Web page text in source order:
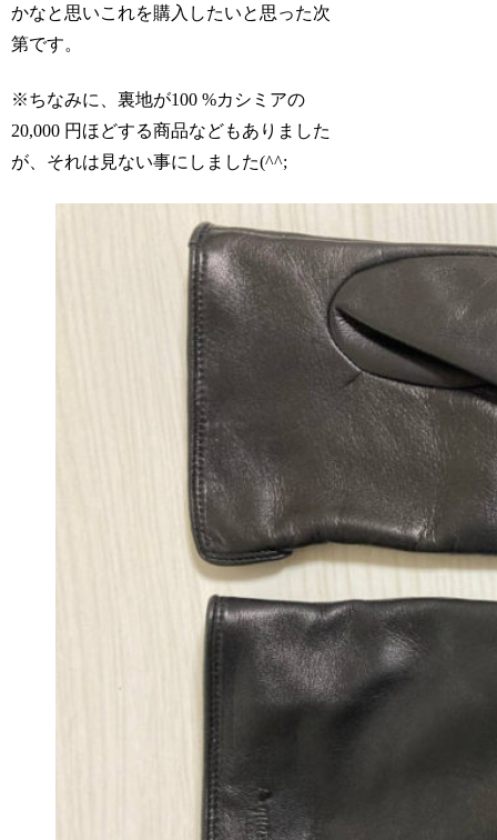
かなと思いこれを購入したいと思った次
第です。
※ちなみに、裏地が100 %カシミアの
20,000 円ほどする商品などもありました
が、それは見ない事にしました(^^;